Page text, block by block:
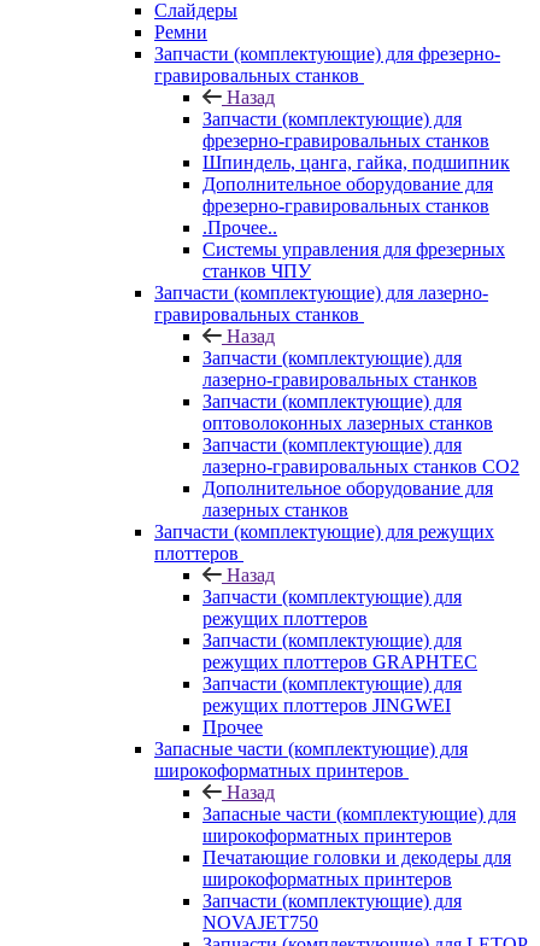
Слайдеры
Ремни
Запчасти (комплектующие) для фрезерно-
гравировальных станков
Назад
Запчасти (комплектующие) для
фрезерно-гравировальных станков
Шпиндель, цанга, гайка, подшипник
Дополнительное оборудование для
фрезерно-гравировальных станков
.Прочее..
Системы управления для фрезерных
станков ЧПУ
Запчасти (комплектующие) для лазерно-
гравировальных станков
Назад
Запчасти (комплектующие) для
лазерно-гравировальных станков
Запчасти (комплектующие) для
оптоволоконных лазерных станков
Запчасти (комплектующие) для
лазерно-гравировальных станков CO2
Дополнительное оборудование для
лазерных станков
Запчасти (комплектующие) для режущих
плоттеров
Назад
Запчасти (комплектующие) для
режущих плоттеров
Запчасти (комплектующие) для
режущих плоттеров GRAPHTEC
Запчасти (комплектующие) для
режущих плоттеров JINGWEI
Прочее
Запасные части (комплектующие) для
широкоформатных принтеров
Назад
Запасные части (комплектующие) для
широкоформатных принтеров
Печатающие головки и декодеры для
широкоформатных принтеров
Запчасти (комплектующие) для
NOVAJET750